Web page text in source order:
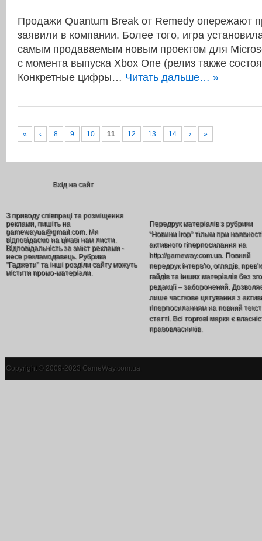
Продажи Quantum Break от Remedy опережают
заявили в компании. Более того, игра
самым продаваемым новым проектом для
с момента выпуска Xbox One (релиз также
Конкретные цифры… Читать дальше… »
« ‹ 8 9 10 11 12 13 14 › »
Вхід на сайт
З приводу співпраці та розміщення
реклами, пишіть на
gamewayua@gmail.com. Ми
відповідаємо на цікаві нам листи.
Відповідальність за зміст реклами -
несе рекламодавець. Рубрика
"Гаджети" та інші розділи сайту можуть
містити промо-матеріали.
Передрук матеріалів з рубрики
“Новини ігор” тільки при
активного гіперпосилання на
http://gameway.com.ua. Повний
передрук інтерв’ю, оглядів,
гайдів та інших матеріалів без
редакції – заборонений.
лише часткове цитування з
гіперпосиланням на повний текст
статті. Всі торгові марки є
правовласників.
Copyright © 2009-2023 GameWay.com.ua